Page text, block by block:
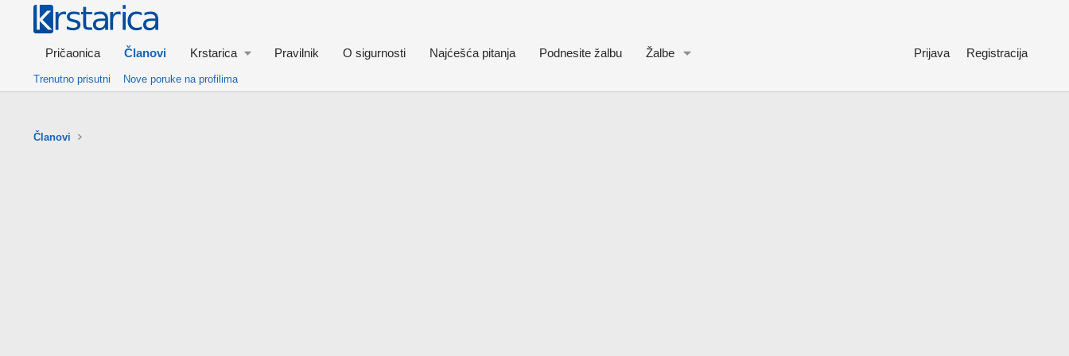
Pričaonica Članovi Krstarica Pravilnik O sigurnosti Najćešća pitanja Podnesite žalbu Žalbe Prijava Registracija
Trenutno prisutni Nove poruke na profilima
Članovi